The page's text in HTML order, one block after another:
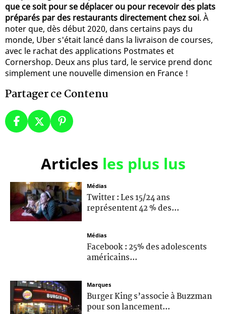
que ce soit pour se déplacer ou pour recevoir des plats
préparés par des restaurants directement chez soi. À
noter que, dès début 2020, dans certains pays du
monde, Uber s'était lancé dans la livraison de courses,
avec le rachat des applications Postmates et
Cornershop. Deux ans plus tard, le service prend donc
simplement une nouvelle dimension en France !
Partager ce Contenu
Articles les plus lus
Médias
Twitter : Les 15/24 ans
représentent 42 % des...
Médias
Facebook : 25% des adolescents
américains...
Marques
Burger King s’associe à Buzzman
pour son lancement...